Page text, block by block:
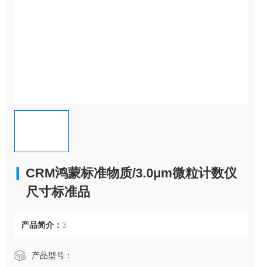
CRM鸿蒙标准物质/3.0μm微粒计数仪
尺寸标准品
产品简介： 3
产品型号：